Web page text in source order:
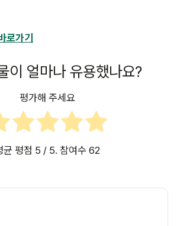
로가기
이 얼마나 유용했나요?
평가해 주세요
균 평점 5 / 5. 참여수 62